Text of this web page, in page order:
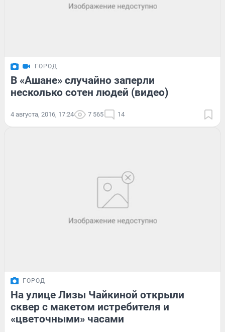
ГОРОД
В «Ашане» случайно заперли
несколько сотен людей (видео)
4 августа, 2016, 17:24 7 565 14
ГОРОД
На улице Лизы Чайкиной открыли
сквер с макетом истребителя и
«цветочными» часами